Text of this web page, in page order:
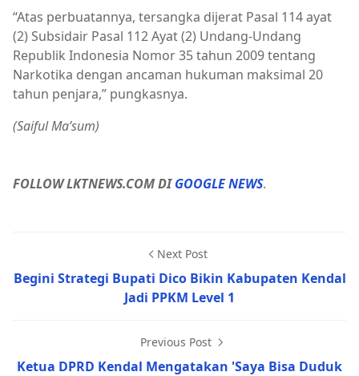
“Atas perbuatannya, tersangka dijerat Pasal 114 ayat
(2) Subsidair Pasal 112 Ayat (2) Undang-Undang
Republik Indonesia Nomor 35 tahun 2009 tentang
Narkotika dengan ancaman hukuman maksimal 20
tahun penjara,” pungkasnya.
(Saiful Ma’sum)
FOLLOW LKTNEWS.COM DIGOOGLE NEWS.
Next Post
Begini Strategi Bupati Dico Bikin Kabupaten Kendal
Jadi PPKM Level 1
Previous Post
Ketua DPRD Kendal Mengatakan 'Saya Bisa Duduk